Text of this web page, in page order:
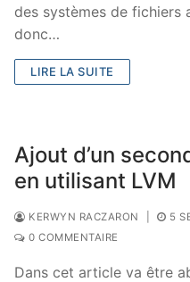
des systèmes de fichiers
donc…
LIRE LA SUITE
Ajout d’un
en utilisant LVM
KERWYN RACZARON 5
0 COMMENTAIRE
Dans cet article va être